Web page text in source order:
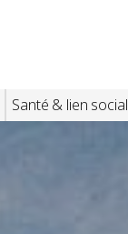
Santé & lien social